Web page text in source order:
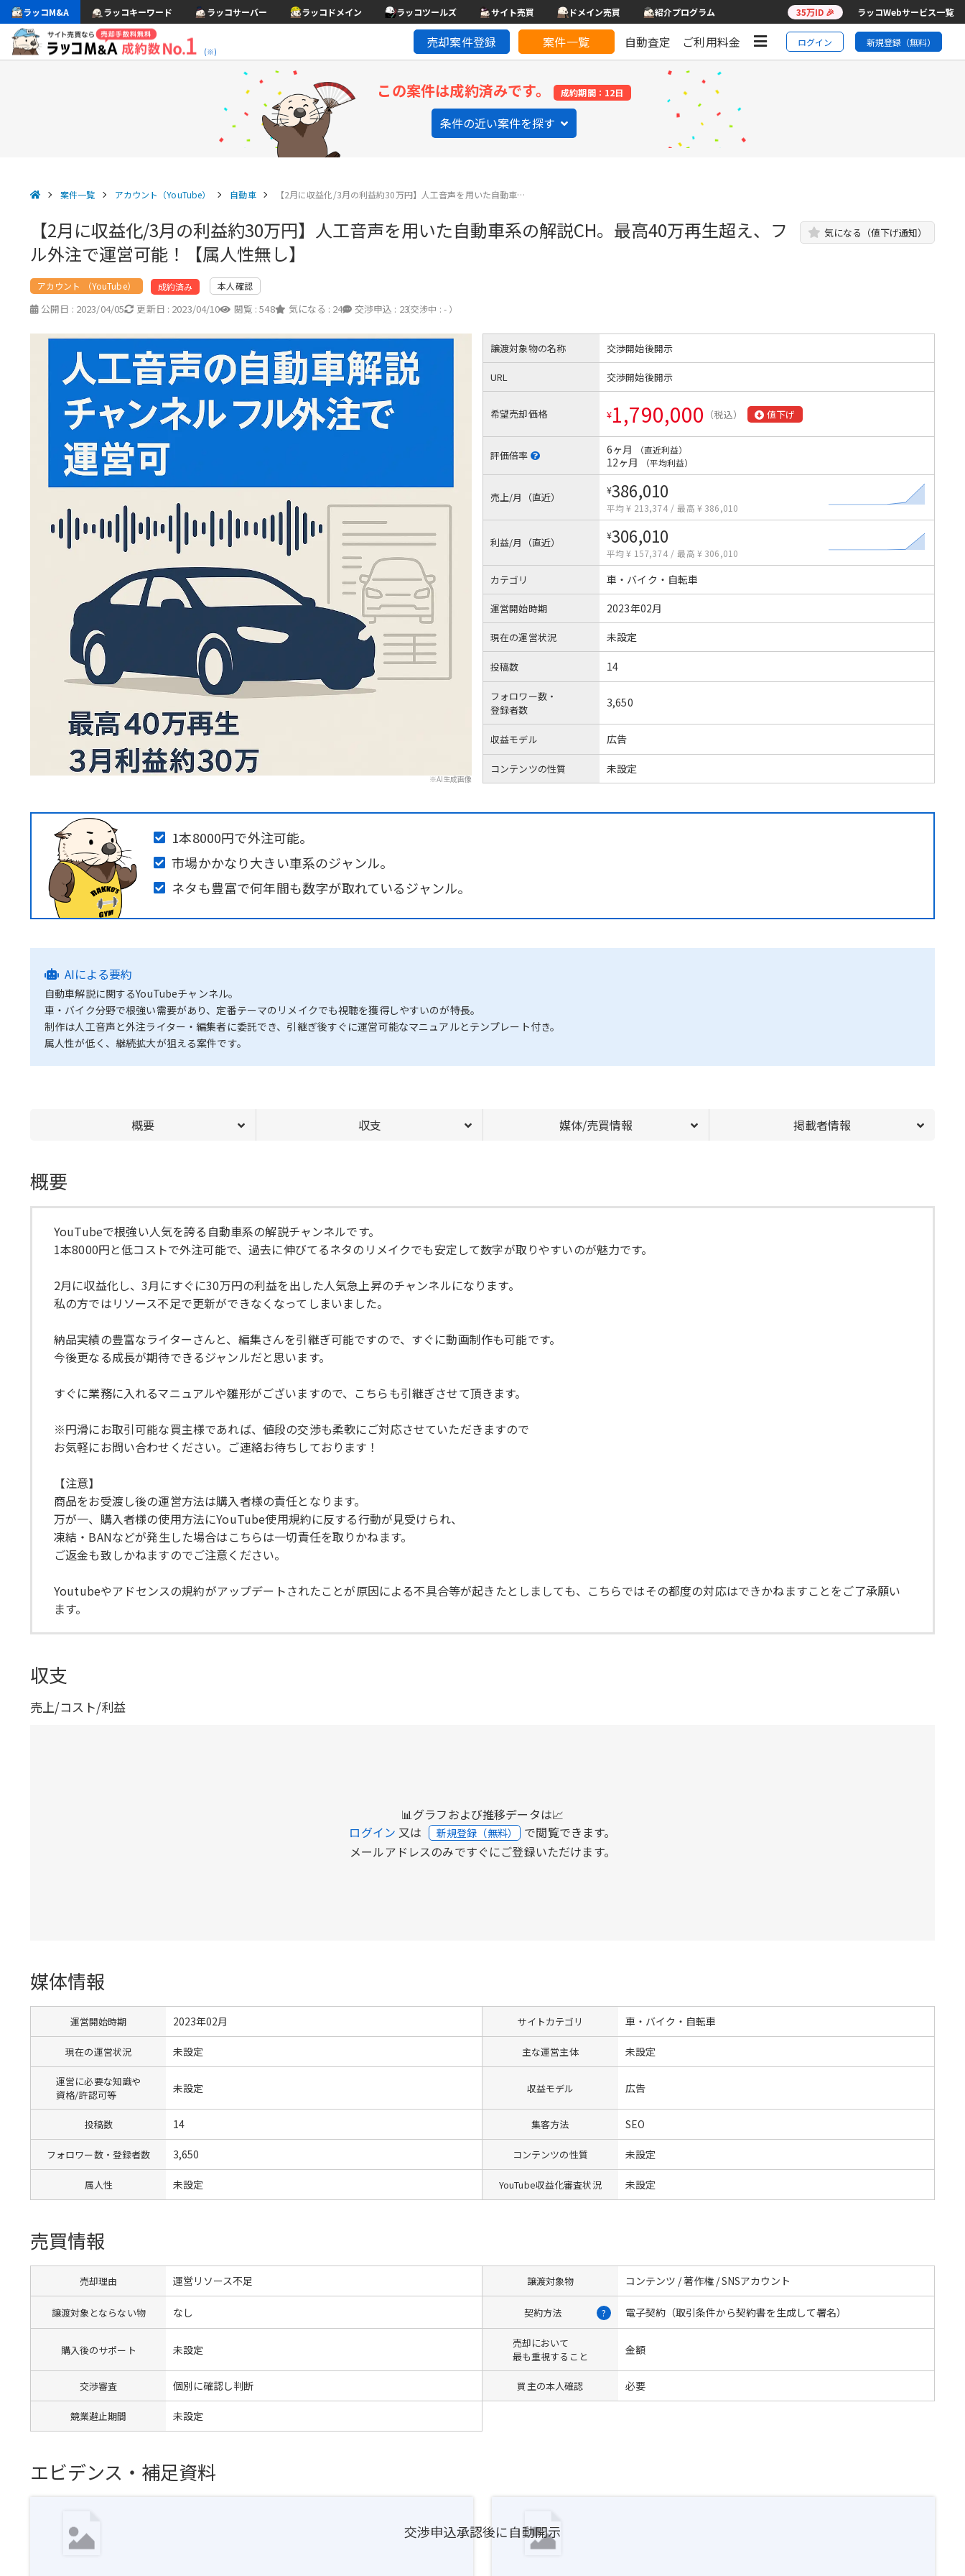
ラッコM&A ラッコキーワード ラッコサーバー ラッコドメイン ラッコツールズ サイト売買 ドメイン売買 紹介プログラム 35万ID 🎉 ラッコWebサービス一覧
(※)
売却案件登録 案件一覧 自動査定 ご利用料金 ログイン 新規登録（無料）
この案件は成約済みです。 成約期間：12日
条件の近い案件を探す
案件一覧 アカウント（YouTube） 自動車 【2月に収益化/3月の利益約30万円】人工音声を用いた自動車…
【2月に収益化/3月の利益約30万円】人工音声を用いた自動車系の解説CH。最高40万再生超え、フ
ル外注で運営可能！【属人性無し】
気になる（値下げ通知）
アカウント （YouTube） 成約済み 本人確認
公開日 : 2023/04/05 更新日 : 2023/04/10 閲覧 :548 気になる : 24 交渉申込 : 23
（交渉中 : - ）
※AI生成画像
譲渡対象物の名称 交渉開始後開示
URL 交渉開始後開示
希望売却価格 ¥1,790,000 （税込） 値下げ
評価倍率 6ヶ月 （直近利益）
12ヶ月 （平均利益）
売上/月（直近）
¥386,010
平均 ¥ 213,374 / 最高 ¥ 386,010
利益/月（直近）
¥306,010
平均 ¥ 157,374 / 最高 ¥ 306,010
カテゴリ 車・バイク・自転車
運営開始時期 2023年02月
現在の運営状況 未設定
投稿数 14
フォロワー数・
登録者数
3,650
収益モデル 広告
コンテンツの性質 未設定
1本8000円で外注可能。
市場かかなり大きい車系のジャンル。
ネタも豊富で何年間も数字が取れているジャンル。
AIによる要約
自動車解説に関するYouTubeチャンネル。
車・バイク分野で根強い需要があり、定番テーマのリメイクでも視聴を獲得しやすいのが特長。
制作は人工音声と外注ライター・編集者に委託でき、引継ぎ後すぐに運営可能なマニュアルとテンプレート付き。
属人性が低く、継続拡大が狙える案件です。
概要 収支 媒体/売買情報 掲載者情報
概要
YouTubeで根強い人気を誇る自動車系の解説チャンネルです。
1本8000円と低コストで外注可能で、過去に伸びてるネタのリメイクでも安定して数字が取りやすいのが魅力です。
2月に収益化し、3月にすぐに30万円の利益を出した人気急上昇のチャンネルになります。
私の方ではリソース不足で更新ができなくなってしまいました。
納品実績の豊富なライターさんと、編集さんを引継ぎ可能ですので、すぐに動画制作も可能です。
今後更なる成長が期待できるジャンルだと思います。
すぐに業務に入れるマニュアルや雛形がございますので、こちらも引継ぎさせて頂きます。
※円滑にお取引可能な買主様であれば、値段の交渉も柔軟にご対応させていただきますので
お気軽にお問い合わせください。ご連絡お待ちしております！
【注意】
商品をお受渡し後の運営方法は購入者様の責任となります。
万が一、購入者様の使用方法にYouTube使用規約に反する行動が見受けられ、
凍結・BANなどが発生した場合はこちらは一切責任を取りかねます。
ご返金も致しかねますのでご注意ください。
Youtubeやアドセンスの規約がアップデートされたことが原因による不具合等が起きたとしましても、こちらではその都度の対応はできかねますことをご了承願い
ます。
収支
売上/コスト/利益
📊グラフおよび推移データは📈
ログイン 又は 新規登録（無料） で閲覧できます。
メールアドレスのみですぐにご登録いただけます。
媒体情報
運営開始時期 2023年02月 サイトカテゴリ 車・バイク・自転車
現在の運営状況 未設定 主な運営主体 未設定
運営に必要な知識や
資格/許認可等
未設定 収益モデル 広告
投稿数 14 集客方法 SEO
フォロワー数・登録者数 3,650 コンテンツの性質 未設定
属人性 未設定 YouTube収益化審査状況 未設定
売買情報
売却理由 運営リソース不足 譲渡対象物 コンテンツ / 著作権 / SNSアカウント
譲渡対象とならない物 なし 契約方法 ? 電子契約（取引条件から契約書を生成して署名）
購入後のサポート 未設定
売却において
最も重視すること
金額
交渉審査 個別に確認し判断 買主の本人確認 必要
競業避止期間 未設定
エビデンス・補足資料
交渉申込承認後に自動開示